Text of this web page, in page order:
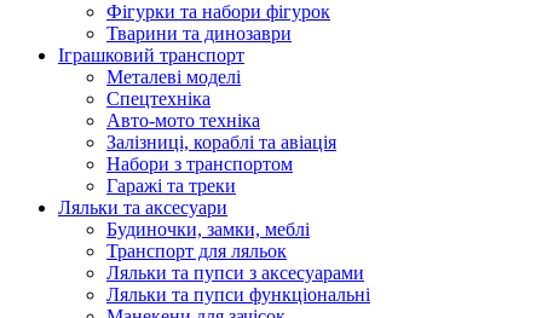
Фігурки та набори фігурок
Тварини та динозаври
Іграшковий транспорт
Металеві моделі
Спецтехніка
Авто-мото техніка
Залізниці, кораблі та авіація
Набори з транспортом
Гаражі та треки
Ляльки та аксесуари
Будиночки, замки, меблі
Транспорт для ляльок
Ляльки та пупси з аксесуарами
Ляльки та пупси функціональні